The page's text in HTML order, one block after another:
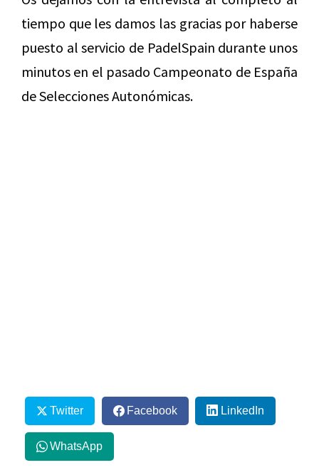
tiempo que les damos las gracias por haberse
puesto al servicio de PadelSpain durante unos
minutos en el pasado Campeonato de España
de Selecciones Autonómicas.
Twitter Facebook LinkedIn
WhatsApp